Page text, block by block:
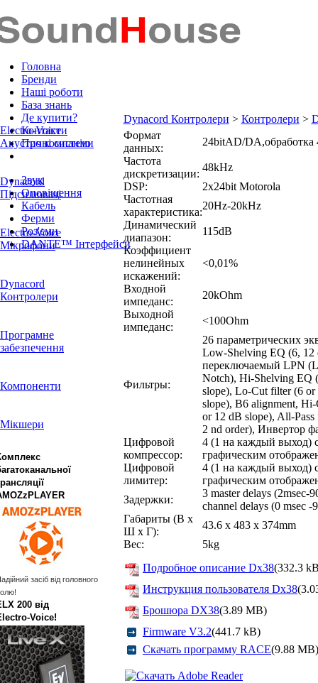
Головна
Бренди
Наші роботи
База знань
Де купити?
Контакти
Про компанію
Звук
Оповіщення
Кабель
Ферми
Роз'єми
DANTE™ Інтерфейси
Electro-Voice
Акустичні системи
Dynacord
Підсилювачі
Electro-Voice
Мікрофони
Dynacord
Контролери
Програмне
забезпечення
Компоненти
Мікшери
засіб від головного
200 від
Dynacord Контролери > Контролери >
Формат
данных:
24bitAD/DA,обработка
Частота
дискретизации:
48kHz
DSP:
2x24bit Motorola
Частотная
характеристика:
20Hz-20kHz
Динамический
диапазон:
115dB
Коэффициент
нелинейных
искажений:
<0,01%
Входной
импеданс:
20kOhm
Выходной
импеданс:
<100Ohm
Фильтры:
26 параметрических
Low-Shelving EQ (6, 12
переключаемый LPN
Notch), Hi-Shelving EQ
slope), Lo-Cut filter (6 or
slope), B6 alignment,
or 12 dB slope), All-
2 nd order), Инвертор
Цифровой
компрессор:
4 (1 на каждый выход)
графическим
Цифровой
лимитер:
4 (1 на каждый выход)
графическим
Задержки:
3 master delays (2msec-
channel delays (0 msec -
Габариты (В х
Ш х Г):
43.6 х 483 х 374mm
Вес:
5kg
Подробное описание Dx38(332.3
Инструкция пользователя Dx38
Брошюра DX38(3.89 MB)
Firmware V3.2(441.7 kB)
Скачать программу RACE(9.88 MB)